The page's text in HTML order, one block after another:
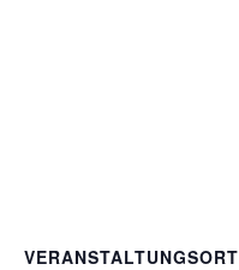
VERANSTALTUNGSORT